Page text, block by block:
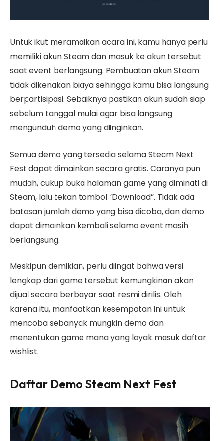
Untuk ikut meramaikan acara ini, kamu hanya perlu
memiliki akun Steam dan masuk ke akun tersebut
saat event berlangsung. Pembuatan akun Steam
tidak dikenakan biaya sehingga kamu bisa langsung
berpartisipasi. Sebaiknya pastikan akun sudah siap
sebelum tanggal mulai agar bisa langsung
mengunduh demo yang diinginkan.
Semua demo yang tersedia selama Steam Next
Fest dapat dimainkan secara gratis. Caranya pun
mudah, cukup buka halaman game yang diminati di
Steam, lalu tekan tombol “Download”. Tidak ada
batasan jumlah demo yang bisa dicoba, dan demo
dapat dimainkan kembali selama event masih
berlangsung.
Meskipun demikian, perlu diingat bahwa versi
lengkap dari game tersebut kemungkinan akan
dijual secara berbayar saat resmi dirilis. Oleh
karena itu, manfaatkan kesempatan ini untuk
mencoba sebanyak mungkin demo dan
menentukan game mana yang layak masuk daftar
wishlist.
Daftar Demo Steam Next Fest